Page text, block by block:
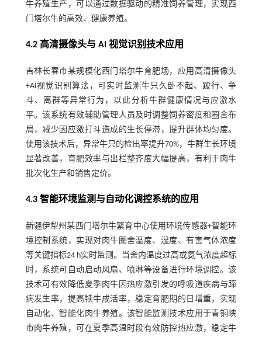
牛养殖生产，可以通过数据驱动的精准饲养管理，实现西
门塔尔牛的高效、健康养殖。
4.2 高清摄像头与 AI 视觉识别技术应用
吉林长春市某规模化西门塔尔牛育肥场，应用高清摄像头
+AI视觉识别算法，可实时监测牛只久卧不起、跛行、争
斗、离群等异常行为，以此分析牛群健康情况与应激水
平。该系统有效辅助管理人员及时调整饲养密度和圈舍布
局，减少因应激打斗造成的生长停滞，提升群体均匀度。
使用该技术后，异常牛只的检出率提升70%，牛群生长环境
显著改善，育肥效率与出栏整齐度大幅提高，有利于肉牛
批次化生产和销售定价。
4.3 智能环境监测与自动化调控系统的应用
新疆伊犁州某西门塔尔牛繁育中心使用环境传感器+智能环
境控制系统，实现对肉牛圈舍温度、湿度、有害气体浓度
等关键指标24 h实时监测。当舍内温度过高或氨气浓度超标
时，系统可自动启动风扇、喷淋等设备进行环境调控。该
技术可有效降低夏季肉牛因热应激引发的呼吸道疾病与蹄
病发生率，提高犊牛成活率，稳定育肥期的日增重，实现
自动化、智能化肉牛养殖。该智能监测技术应用于青铜峡
市肉牛养殖，可在夏季高温时段有效防控热应激，稳定牛